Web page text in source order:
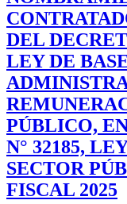
DEL
LEY DE
PÚBLICO,
N° 32185,
SECTOR
FISCAL 2025